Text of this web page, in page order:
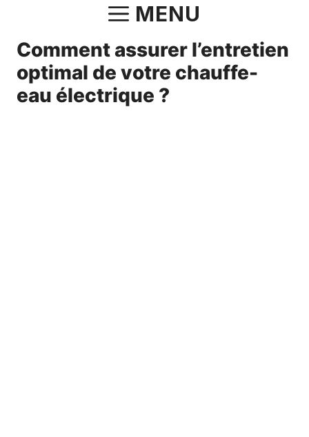
contenu
MENU
Comment assurer l’entretien
optimal de votre chauffe-
eau électrique ?